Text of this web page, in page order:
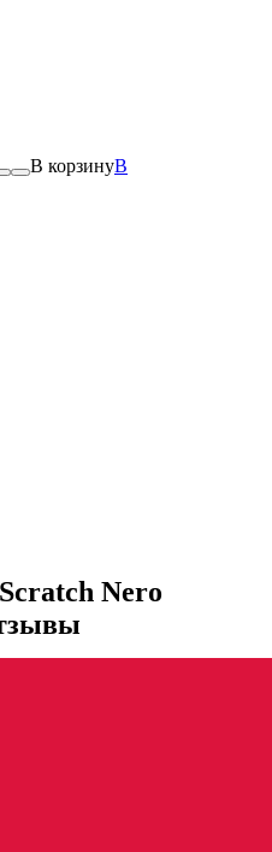
В корзинуВ
Nero